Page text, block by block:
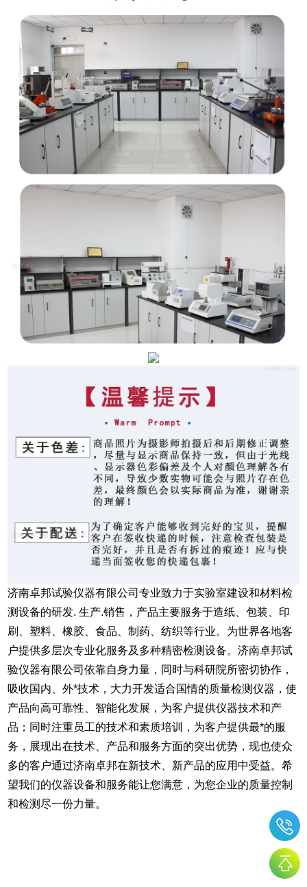
济南卓邦试验仪器有限公司专业致力于实验室建设和材料检
测设备的研发. 生产.销售，产品主要服务于造纸、包装、印
刷、塑料、橡胶、食品、制药、纺织等行业。为世界各地客
户提供多层次专业化服务及多种精密检测设备。济南卓邦试
验仪器有限公司依靠自身力量，同时与科研院所密切协作，
吸收国内、外*技术，大力开发适合国情的质量检测仪器，使
产品向高可靠性、智能化发展，为客户提供仪器技术和产
品；同时注重员工的技术和素质培训，为客户提供最*的服
务，展现出在技术、产品和服务方面的突出优势，现也使众
多的客户通过济南卓邦在新技术、新产品的应用中受益。希
望我们的仪器设备和服务能让您满意，为您企业的质量控制
和检测尽一份力量。